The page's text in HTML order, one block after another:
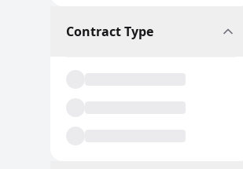
Contract Type